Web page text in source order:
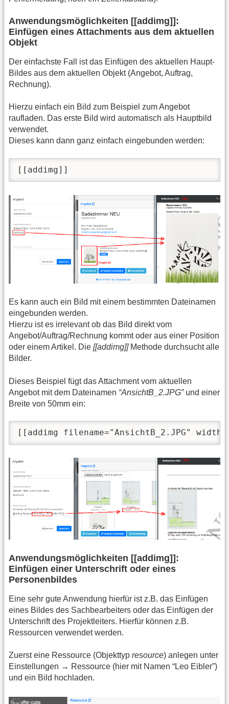
Anwendungsmöglichkeiten [[addimg]]:
Einfügen eines Attachments aus dem aktuellen
Objekt
Der einfachste Fall ist das Einfügen des aktuellen Haupt-
Bildes aus dem aktuellen Objekt (Angebot, Auftrag,
Rechnung).
Hierzu einfach ein Bild zum Beispiel zum Angebot
raufladen. Das erste Bild wird automatisch als Hauptbild
verwendet.
Dieses kann dann ganz einfach eingebunden werden:
[[addimg]]
Es kann auch ein Bild mit einem bestimmten Dateinamen
eingebunden werden.
Hierzu ist es irrelevant ob das Bild direkt vom
Angebot/Auftrag/Rechnung kommt oder aus einer Position
oder einem Artikel. Die [[addimg]]Methode durchsucht alle
Bilder.
Dieses Beispiel fügt das Attachment vom aktuellen
Angebot mit dem Dateinamen “AnsichtB_2.JPG”und einer
Breite von 50mm ein:
[[addimg filename="AnsichtB_2.JPG"
Anwendungsmöglichkeiten [[addimg]]:
Einfügen einer Unterschrift oder eines
Personenbildes
Eine sehr gute Anwendung hierfür ist z.B. das Einfügen
eines Bildes des Sachbearbeiters oder das Einfügen der
Unterschrift des Projektleiters. Hierfür können z.B.
Ressourcen verwendet werden.
Zuerst eine Ressource (Objekttyp resource) anlegen unter
Einstellungen → Ressource (hier mit Namen “Leo Eibler”)
und ein Bild hochladen.